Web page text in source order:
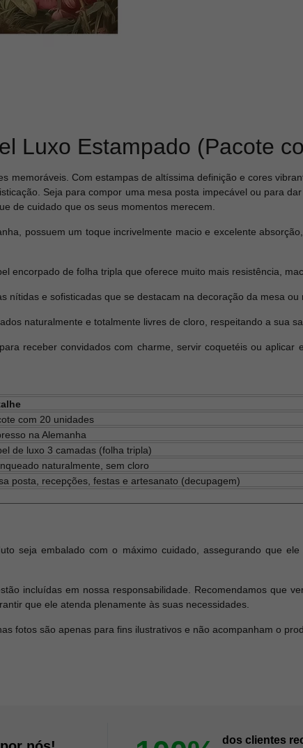
Luxo Estampado (Pacote
memoráveis. Com estampas de altíssima definição e cores
Seja para compor uma mesa posta impecável ou para
de cuidado que os seus momentos merecem.
possuem um toque incrivelmente macio e excelente
encorpado de folha tripla que oferece muito mais resistência,
nítidas e sofisticadas que se destacam na decoração da mesa
naturalmente e totalmente livres de cloro, respeitando a sua
receber convidados com charme, servir coquetéis ou aplicar
com 20 unidades
na Alemanha
de luxo 3 camadas (folha tripla)
naturalmente, sem cloro
posta, recepções, festas e artesanato (decupagem)
seja embalado com o máximo cuidado, assegurando que
incluídas em nossa responsabilidade. Recomendamos que
que ele atenda plenamente às suas necessidades.
fotos são apenas para fins ilustrativos e não acompanham o
dos clientes